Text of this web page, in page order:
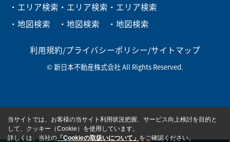
・エリア検索
・地図検索
・エリア検索
・地図検索
・エリア検索
・地図検索
利用規約/プライバシーポリシー/サイトマップ
© 新日本不動産株式会社 All Rights Reserved.
当サイトでは、お客様の当サイト利用状況把握、サービス向上検討を目的と
して、クッキー（Cookie）を使用しています。
詳しくは、当社の「Cookieの取扱いについて」をご確認ください。